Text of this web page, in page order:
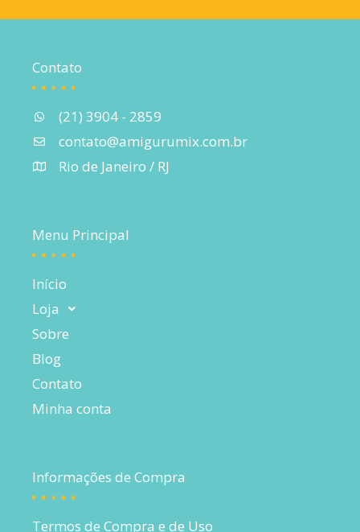
Contato
(21) 3904 - 2859
contato@amigurumix.com.br
Rio de Janeiro / RJ
Menu Principal
Início
Loja
Sobre
Blog
Contato
Minha conta
Informações de Compra
Termos de Compra e de Uso